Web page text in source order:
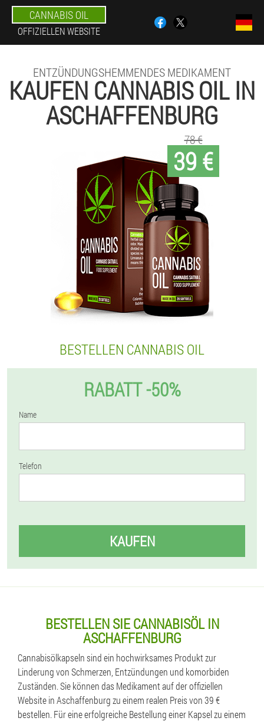
CANNABIS OIL
OFFIZIELLEN WEBSITE
ENTZÜNDUNGSHEMMENDES MEDIKAMENT
KAUFEN CANNABIS OIL IN
ASCHAFFENBURG
39 €
78 €
BESTELLEN CANNABIS OIL
RABATT -50%
Name
Telefon
KAUFEN
BESTELLEN SIE CANNABISÖL IN
ASCHAFFENBURG
Cannabisölkapseln sind ein hochwirksames Produkt zur
Linderung von Schmerzen, Entzündungen und komorbiden
Zuständen. Sie können das Medikament auf der offiziellen
Website in Aschaffenburg zu einem realen Preis von 39 €
bestellen. Für eine erfolgreiche Bestellung einer Kapsel zu einem